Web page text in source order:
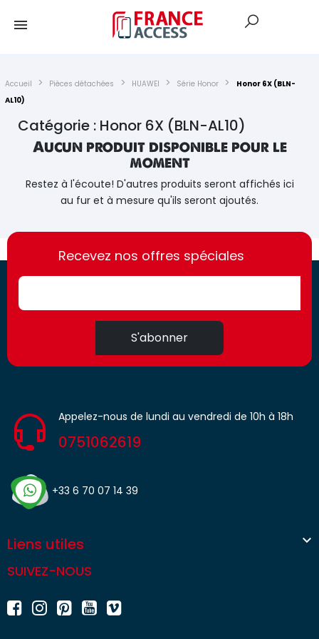
Accueil Pièces détachées HUAWEI Série Honor
Honor 6X (BLN-
AL10)
Catégorie : Honor 6X (BLN-AL10)
Aucun produit disponible pour le
moment
Restez à l'écoute! D'autres produits seront affichés ici
au fur et à mesure qu'ils seront ajoutés.
https://france-
access.fr
https://france-
access.fr
Recevez nos offres spéciales
S'abonner
Appelez-nous de lundi au vendredi de 10h à 18h
0751062619
+33 6 70 07 14 39
Liens utiles 
SUIVEZ-NOUS